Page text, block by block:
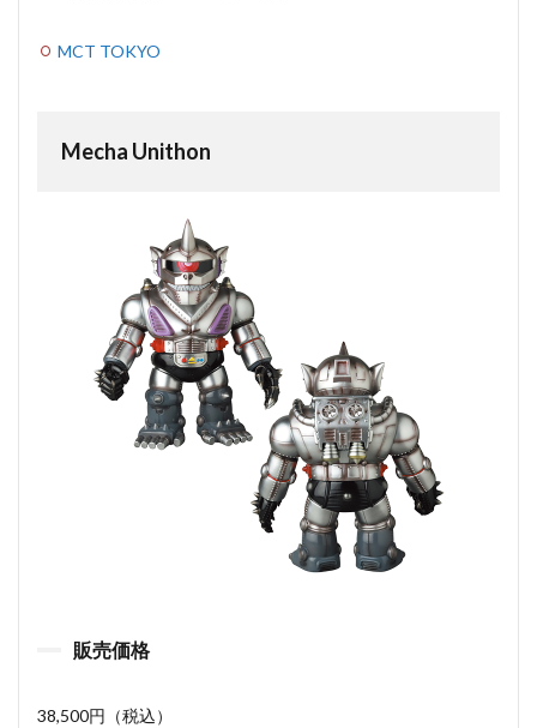
MCT TOKYO
Mecha Unithon
販売価格
38,500円（税込）